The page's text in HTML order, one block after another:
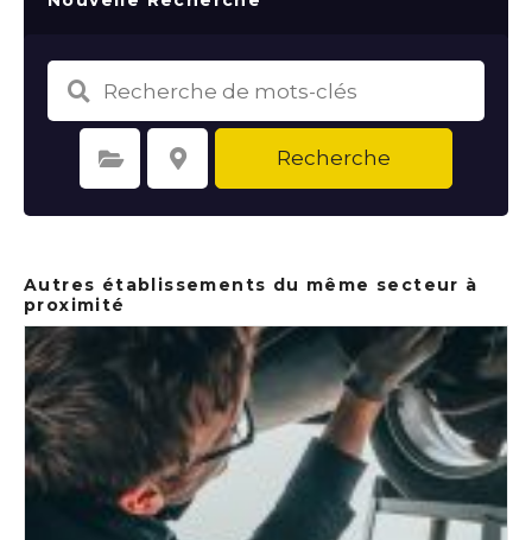
Sélectionnez une catégorie Sélectionnez le lieu Recherche
Autres établissements du même secteur à
proximité